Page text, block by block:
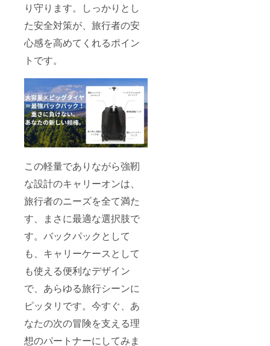
り守ります。しっかりとし
た安全対策が、旅行者の安
心感を高めてくれるポイン
トです。
この軽量でありながら強靭
な設計のキャリーオンは、
旅行者のニーズを全て満た
す、まさに最適な選択肢で
す。バックパックとして
も、キャリーケースとして
も使える便利なデザイン
で、あらゆる旅行シーンに
ピッタリです。今すぐ、あ
なたの次の冒険を支える理
想のパートナーにしてみま